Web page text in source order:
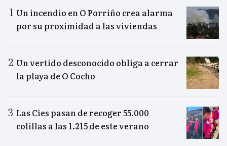
Un incendio en O Porriño crea alarma
por su proximidad a las viviendas
Un vertido desconocido obliga a cerrar
la playa de O Cocho
Las Cíes pasan de recoger 55.000
colillas a las 1.215 de este verano